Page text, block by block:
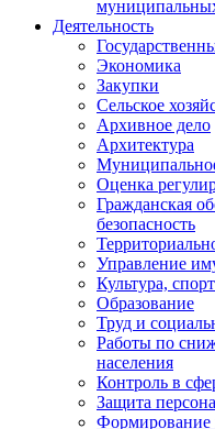
Деятельность
Экономика
Закупки
Сельское
Архивное дело
Архитектура
Оценка
Гражданская
безопасность
Управление
Культура,
Образование
Труд и
Работы по
населения
Контроль в
Защита
Формирование